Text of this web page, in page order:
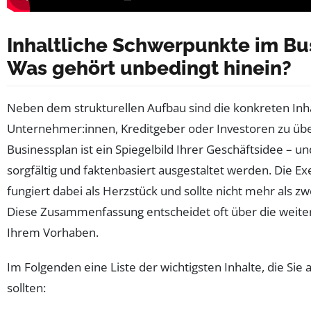
Inhaltliche Schwerpunkte im
Was gehört unbedingt hinein?
Neben dem strukturellen Aufbau sind die konkreten
Unternehmer:innen, Kreditgeber oder Investoren zu
Businessplan ist ein Spiegelbild Ihrer Geschäftsidee –
sorgfältig und faktenbasiert ausgestaltet werden. Die
fungiert dabei als Herzstück und sollte nicht mehr als
Diese Zusammenfassung entscheidet oft über die
Ihrem Vorhaben.
Im Folgenden eine Liste der wichtigsten Inhalte, die Sie
sollten: